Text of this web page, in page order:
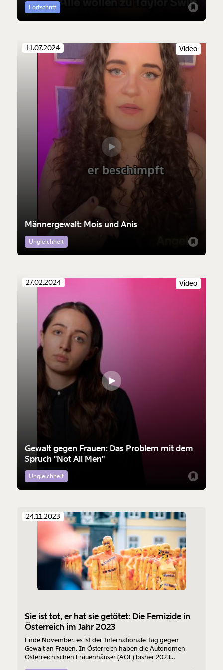
Fortschritt
Video
11.07.2024
Männergewalt: Mois und Anis
Ungleichheit
Video
27.02.2024
Gewalt gegen Frauen: Das Problem mit dem
Spruch "Not All Men"
Ungleichheit
24.11.2023
Sie ist tot, er hat sie getötet: Die Femizide in
Österreich im Jahr 2023
Ende November, es ist der Internationale Tag gegen
Gewalt an Frauen. In Österreich haben die Autonomen
Österreichischen Frauenhäuser (AÖF) bisher 2023